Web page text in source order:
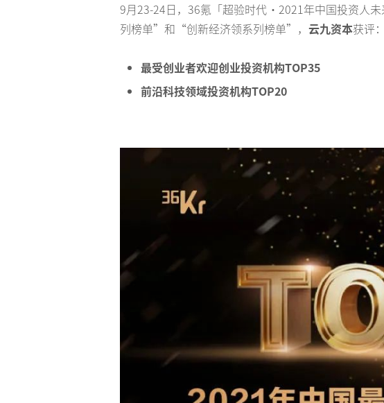
9月23-24日，36氪「超验时代·2021年中国投资人
列榜单”和“创新经济领系列榜单”， 云九资本获评：
最受创业者欢迎创业投资机构TOP35
前沿科技领域投资机构TOP20